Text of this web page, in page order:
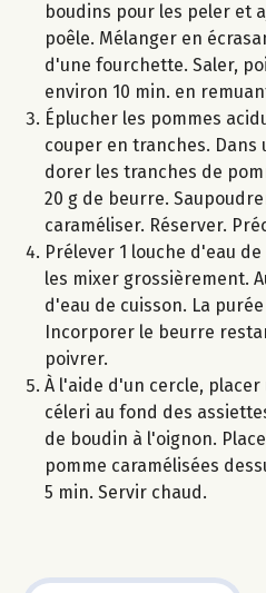
boudins pour les peler et
poêle. Mélanger en
d'une fourchette. Saler,
environ 10 min. en
Éplucher les pommes
couper en tranches. Dans
dorer les tranches de
20 g de beurre.
caraméliser. Réserver.
Prélever 1 louche d'eau
les mixer grossièrement.
d'eau de cuisson. La
Incorporer le beurre
poivrer.
À l'aide d'un cercle,
céleri au fond des
de boudin à l'oignon.
pomme caramélisées
5 min. Servir chaud.